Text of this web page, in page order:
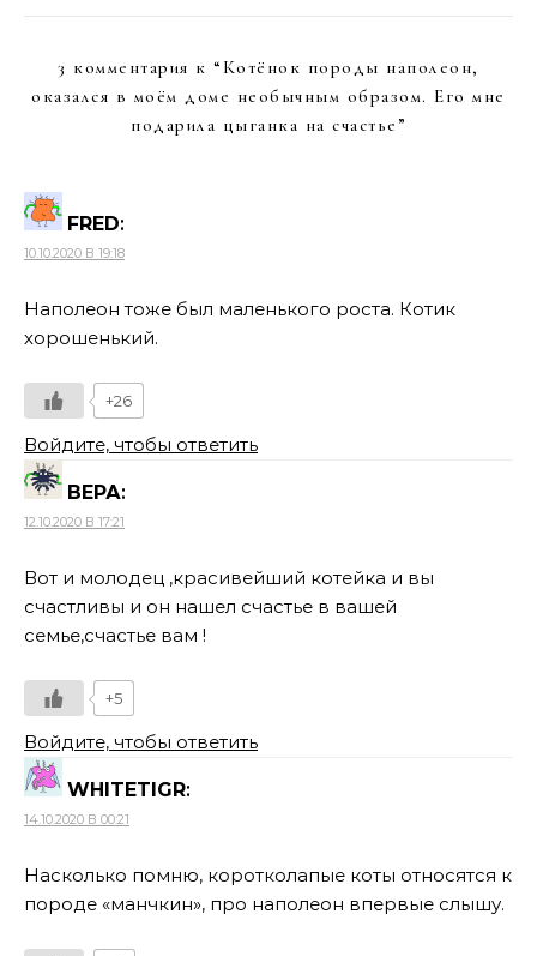
3 комментария к “Котёнок породы наполеон,
оказался в моём доме необычным образом. Его мне
подарила цыганка на счастье ”
FRED:
10.10.2020 В 19:18
Наполеон тоже был маленького роста. Котик
хорошенький.
+26
Войдите, чтобы ответить
ВЕРА:
12.10.2020 В 17:21
Вот и молодец ,красивейший котейка и вы
счастливы и он нашел счастье в вашей
семье,счастье вам !
+5
Войдите, чтобы ответить
WHITETIGR:
14.10.2020 В 00:21
Насколько помню, коротколапые коты относятся к
породе «манчкин», про наполеон впервые слышу.